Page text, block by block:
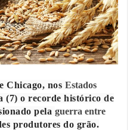
Chicago, nos Estados
(7) o recorde histórico de
pela guerra entre
produtores do grão.